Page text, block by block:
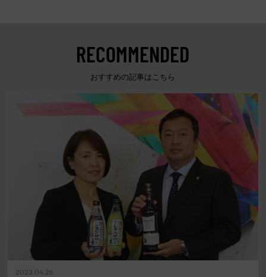
RECOMMENDED
おすすめの記事はこちら
2023.04.26